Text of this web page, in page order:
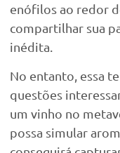
enófilos ao redor
compartilhar sua
inédita.
No entanto, essa
questões
um vinho no
possa simular